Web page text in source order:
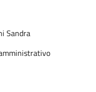
Sandra